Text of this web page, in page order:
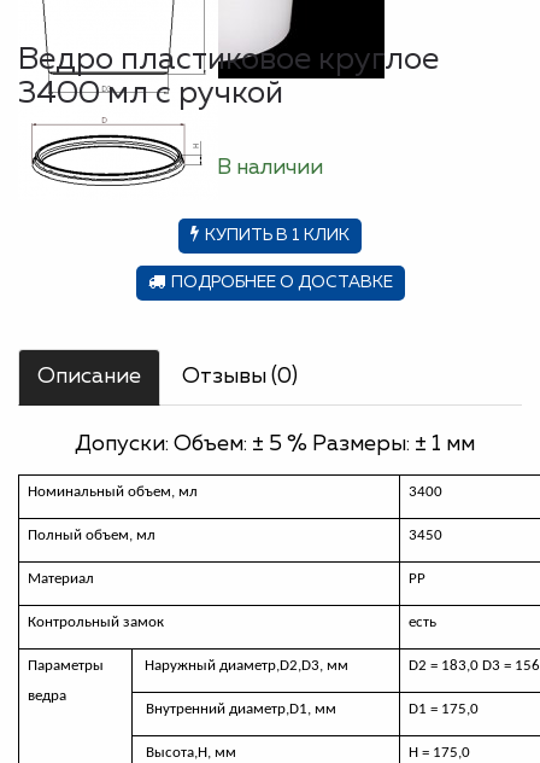
Ведро пластиковое круглое
3400 мл с ручкой
В наличии
КУПИТЬ В 1 КЛИК
ПОДРОБНЕЕ О ДОСТАВКЕ
Описание Отзывы (0)
Допуски: Объем: ± 5 % Размеры: ± 1 мм
Номинальный объем, мл 3400
Полный объем, мл 3450
Материал РР
Контрольный замок есть
Параметры
ведра
Наружный диаметр,D2,D3, мм D2 = 183,0 D3 =
Внутренний диаметр,D1, мм D1 = 175,0
Высота,H, мм H = 175,0